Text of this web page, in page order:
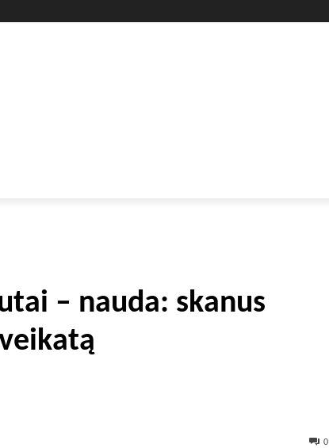
– nauda: skanus
0